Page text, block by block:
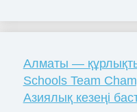
Алматы —
Schools Team
Азиялық кезеңі